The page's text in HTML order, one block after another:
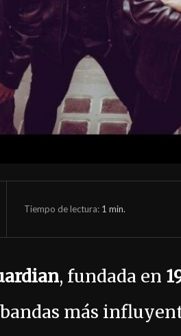
Tiempo de lectura: 1 min.
, fundada en
más